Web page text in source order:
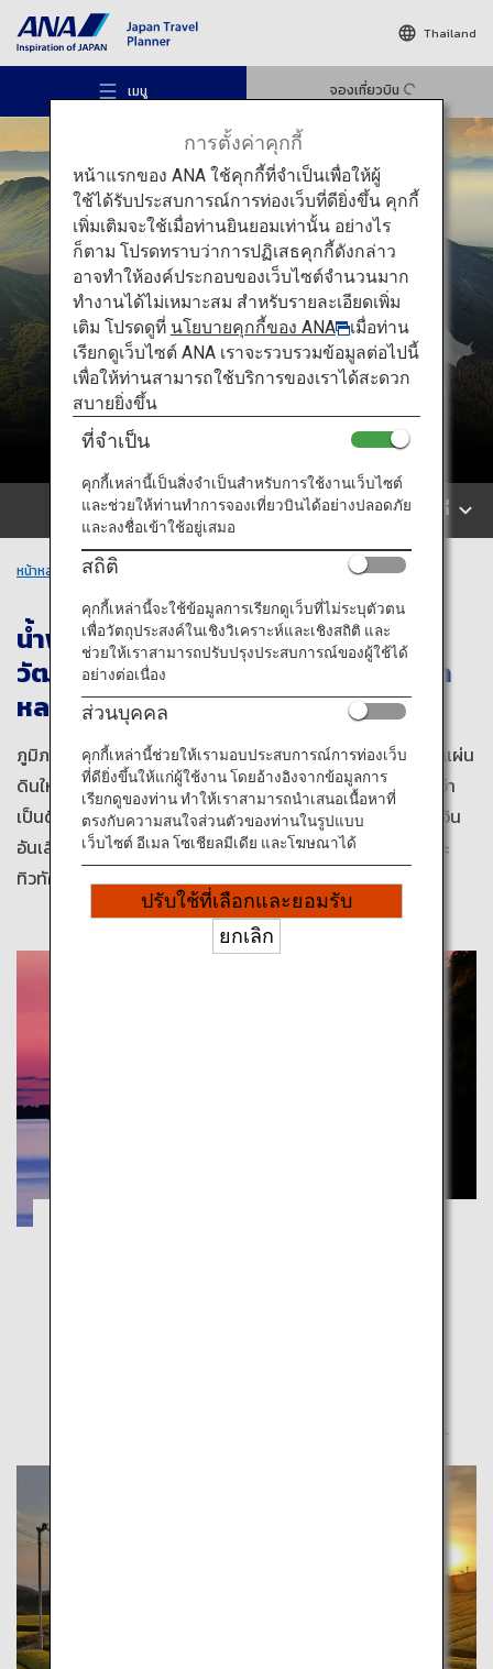
Thailand
เมนู จองเที่ยวบิน
สถานที่แนะนำ
ไอเดียท่องเที่ยว
เส้นทาง
ข้อมูลการเดินทาง
บริการ ANA
ปิด
คิวชู
ค้นหาตามพื้นที่
หน้าหลัก ภูมิภาคคิวชู
น้ำพุร้อนที่อุดมสมบูรณ์พร้อมกับ
วัฒนธรรมและอาหารท้องถิ่นหลากหลาก
หลาย
ภูมิภาคคิวชู คือ ภูมิภาคที่อยู่ตอนตะวันตกเฉียงใต้สุดแห่งเกาะแผ่น
ดินใหญ่ทั้งสี่แห่งญี่ปุ่น ภูมิภาคนี้ยังเป็นที่รู้จักอย่างแพร่หลายว่า
เป็นดินแดนแห่งน้ำพุร้อน และมีรีสอร์ทเบปปุ คุโรคาวะ และยูฟูอิน
อันเลื่องชื่อ ท่านสามารถเพลิดเพลินกับน้ำใสเปี่ยมคุณภาพและ
ทิวทัศน์อันน่าประทับใจ
การตั้งค่าคุกกี้
หน้าแรกของ ANA ใช้คุกกี้ที่จำเป็นเพื่อให้ผู้
ใช้ได้รับประสบการณ์การท่องเว็บที่ดียิ่งขึ้น คุกกี้
เพิ่มเติมจะใช้เมื่อท่านยินยอมเท่านั้น อย่างไร
ก็ตาม โปรดทราบว่าการปฏิเสธคุกกี้ดังกล่าว
อาจทำให้องค์ประกอบของเว็บไซต์จำนวนมาก
ทำงานได้ไม่เหมาะสม สำหรับรายละเอียดเพิ่ม
เติม โปรดดูที่ นโยบายคุกกี้ของ ANA
เมื่อท่าน
เรียกดูเว็บไซต์ ANA เราจะรวบรวมข้อมูลต่อไปนี้
เพื่อให้ท่านสามารถใช้บริการของเราได้สะดวก
สบายยิ่งขึ้น
ที่จำเป็น
คุกกี้เหล่านี้เป็นสิ่งจำเป็นสำหรับการใช้งานเว็บไซต์
และช่วยให้ท่านทำการจองเที่ยวบินได้อย่างปลอดภัย
และลงชื่อเข้าใช้อยู่เสมอ
สถิติ
คุกกี้เหล่านี้จะใช้ข้อมูลการเรียกดูเว็บที่ไม่ระบุตัวตน
เพื่อวัตถุประสงค์ในเชิงวิเคราะห์และเชิงสถิติ และ
ช่วยให้เราสามารถปรับปรุงประสบการณ์ของผู้ใช้ได้
อย่างต่อเนื่อง
ส่วนบุคคล
คุกกี้เหล่านี้ช่วยให้เรามอบประสบการณ์การท่องเว็บ
ที่ดียิ่งขึ้นให้แก่ผู้ใช้งาน โดยอ้างอิงจากข้อมูลการ
เรียกดูของท่าน ทำให้เราสามารถนำเสนอเนื้อหาที่
ตรงกับความสนใจส่วนตัวของท่านในรูปแบบ
เว็บไซต์ อีเมล โซเชียลมีเดีย และโฆษณาได้
ปรับใช้ที่เลือกและยอมรับ
ยกเลิก